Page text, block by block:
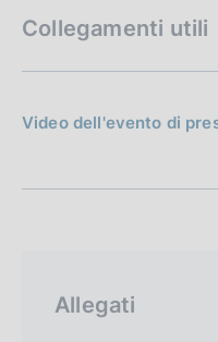
Collegamenti utili
Video dell'evento di
Allegati